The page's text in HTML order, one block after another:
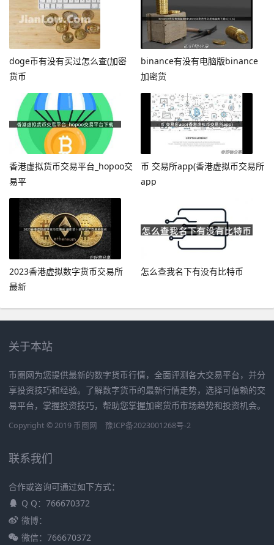
doge币有没有买过怎么查(加密
货币
binance有没有电脑版binance
加密货
香港虚拟货币交易平台_hopoo交
易平
币 交易所app(香港虚拟币交易所
app
2023香港虚拟数字货币交易所
最新
怎么查我名下有没有比特币
关于本站
币圈网为您提供最新的数字货币行情，全面评测各大交易平台，并分
享投资技巧和经验。了解数字货币的最新行情走势，选择可信赖的交
易平台，掌握投资技巧，帮助您掌握加密货币市场趋势和投资机会。
Copyright © 2019 币圈网 豫ICP备2023001268号-2
联系我们
合作或咨询可通过如下方式：
Q Q：766670372
微博：
微信：766670372